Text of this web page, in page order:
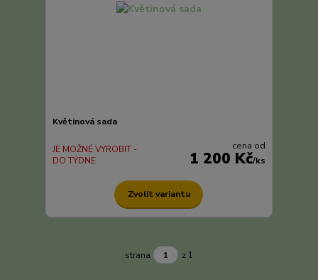
Květinová sada
cena od
1 200 Kč/ks
JE MOŽNÉ VYROBIT -
DO TÝDNE
Zvolit variantu
strana z 1